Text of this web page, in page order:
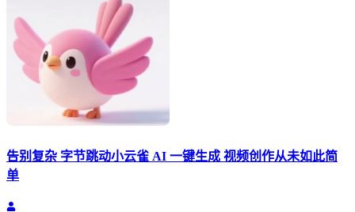
告别复杂 字节跳动小云雀 AI 一键生成 视频创作从未如此简
单